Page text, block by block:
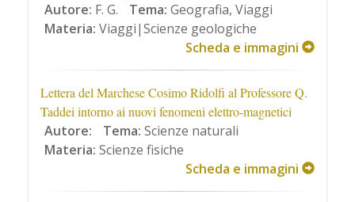
Autore: F. G. Tema: Geografia, Viaggi
Materia: Viaggi|Scienze geologiche
Scheda e immagini
Lettera del Marchese Cosimo Ridolfi al Professore Q.
Taddei intorno ai nuovi fenomeni elettro-magnetici
Autore: Tema: Scienze naturali
Materia: Scienze fisiche
Scheda e immagini